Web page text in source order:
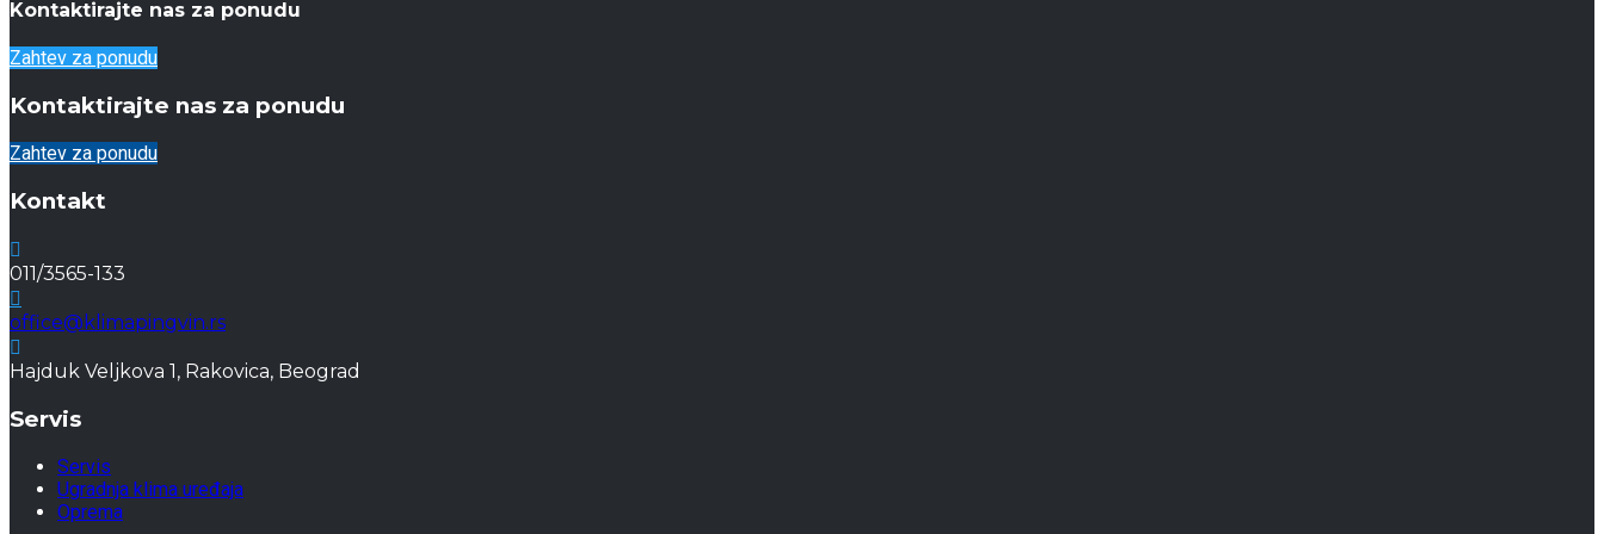
Kontaktirajte nas za ponudu
Zahtev za ponudu
Kontaktirajte nas za ponudu
Zahtev za ponudu
Kontakt
011/3565-133
office@klimapingvin.rs
Hajduk Veljkova 1, Rakovica, Beograd
Servis
Servis
Ugradnja klima uređaja
Oprema